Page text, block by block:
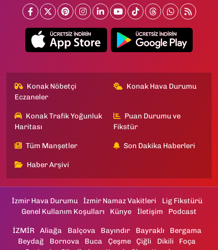
Konak Nöbetçi
Eczaneler
Konak Hava Durumu
Konak Trafik Yoğunluk
Haritası
Puan Durumu ve
Fikstür
Tüm Manşetler Son Dakika Haberleri
Haber Arşivi
İzmir Hava Durumu İzmir Namaz Vakitleri
Lig Fikstürü
Genel Kullanım Koşulları
Künye İletişim Podcast
İZMİR Aliağa Balçova Bayındır Bayraklı
Bergama
Beydağ
Bornova Buca Çeşme Çiğli Dikili
Foça